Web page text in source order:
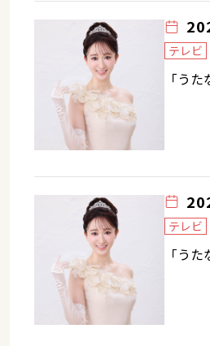
テレビ
「う
テレビ
「う